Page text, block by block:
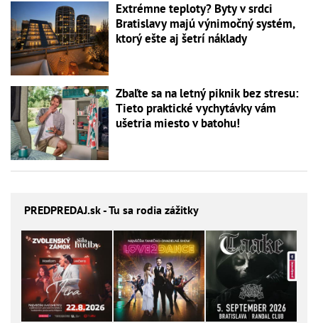
Extrémne teploty? Byty v srdci
Bratislavy majú výnimočný systém,
ktorý ešte aj šetrí náklady
Zbaľte sa na letný piknik bez stresu:
Tieto praktické vychytávky vám
ušetria miesto v batohu!
PREDPREDAJ.sk - Tu sa rodia zážitky